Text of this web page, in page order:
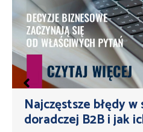
Najczęstsze błędy
doradczej B2B i jak